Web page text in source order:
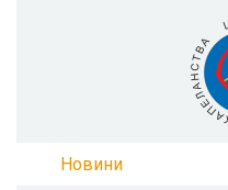
Новини